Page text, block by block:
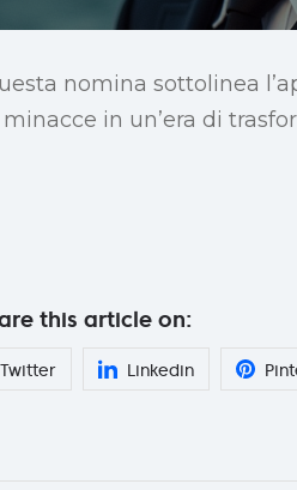
nomina sottolinea
in un’era di
this article on:
Twitter Linkedin